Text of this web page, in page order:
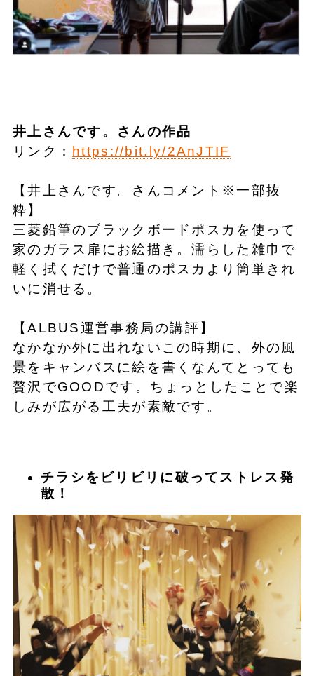
井上さんです。さんの作品
リンク：
https://bit.ly/2AnJTIF
【井上さんです。さんコメント※一部抜
粋】
三菱鉛筆のブラックボードポスカを使って
家のガラス扉にお絵描き。濡らした雑巾で
軽く拭くだけで普通のポスカより簡単きれ
いに消せる。
【ALBUS運営事務局の講評】
なかなか外に出れないこの時期に、外の風
景をキャンバスに絵を書くなんてとっても
贅沢でGOODです。ちょっとしたことで楽
しみが広がる工夫が素敵です。
チラシをビリビリに破ってストレス発
散！